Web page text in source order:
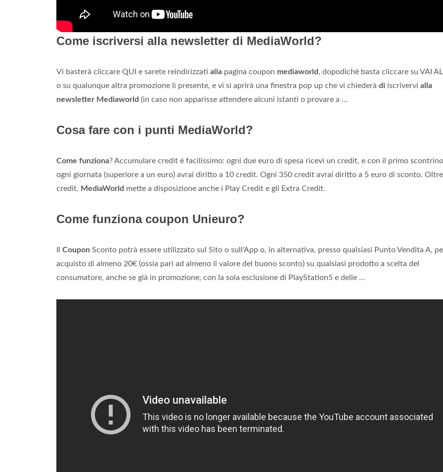
Come iscriversi alla newsletter di MediaWorld?
Vi basterà cliccare QUI e sarete reindirizzati alla pagina coupon mediaworld , dopodichè basta cliccare su VAI
o su qualunque altra promozione lì presente, e vi si aprirà una finestra pop up che vi chiederà di iscrivervi alla
newsletter Mediaworld (in caso non apparisse attendere alcuni istanti o provare a ...
Cosa fare con i punti MediaWorld?
Come funziona? Accumulare credit è facilissimo: ogni due euro di spesa ricevi un credit, e con il primo
ogni giornata (superiore a un euro) avrai diritto a 10 credit. Ogni 350 credit avrai diritto a 5 euro di sconto.
credit, MediaWorld mette a disposizione anche i Play Credit e gli Extra Credit.
Come funziona coupon Unieuro?
Coupon Sconto potrà essere utilizzato sul Sito o sull'App o, in alternativa, presso qualsiasi Punto Vendita A,
acquisto di almeno 20€ (ossia pari ad almeno il valore del buono sconto) su qualsiasi prodotto a scelta del
consumatore, anche se già in promozione, con la sola esclusione di PlayStation5 e delle ...